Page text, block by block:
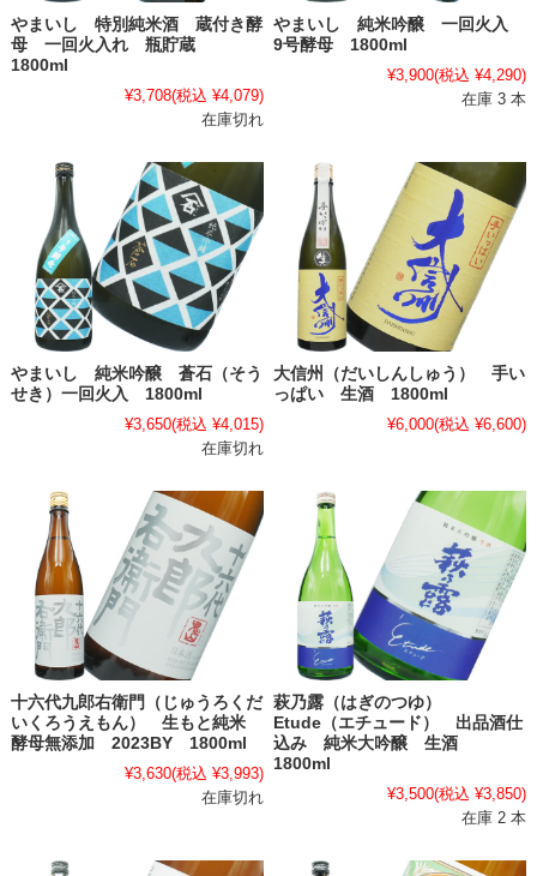
やまいし 特別純米酒 蔵付き酵
母 一回火入れ 瓶貯蔵
1800ml
¥3,708(税込 ¥4,079)
在庫切れ
やまいし 純米吟醸 一回火入
9号酵母 1800ml
¥3,900(税込 ¥4,290)
在庫 3 本
やまいし 純米吟醸 蒼石（そう
せき）一回火入 1800ml
¥3,650(税込 ¥4,015)
在庫切れ
大信州（だいしんしゅう） 手い
っぱい 生酒 1800ml
¥6,000(税込 ¥6,600)
十六代九郎右衛門（じゅうろくだ
いくろうえもん） 生もと純米
酵母無添加 2023BY 1800ml
¥3,630(税込 ¥3,993)
在庫切れ
萩乃露（はぎのつゆ）
Etude（エチュード） 出品酒仕
込み 純米大吟醸 生酒
1800ml
¥3,500(税込 ¥3,850)
在庫 2 本